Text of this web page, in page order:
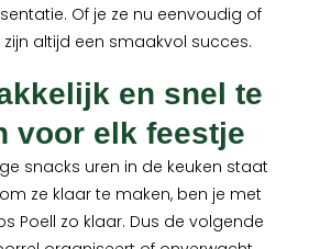
Of je ze nu eenvoudig of
zijn altijd een smaakvol succes.
en snel te
voor elk feestje
snacks uren in de keuken staat
ze klaar te maken, ben je met
Poell zo klaar. Dus de volgende